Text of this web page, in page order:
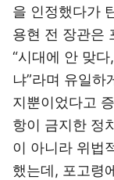
을 인정했다가
용현 전 장관은
“시대에 안 맞
냐”라며 유일하
지뿐이었다고
항이 금지한 정
이 아니라 위법
했는데, 포고령